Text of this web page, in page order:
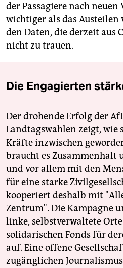
der Passagiere nach
wichtiger als das Austeilen
den Daten, die derzeit aus
nicht zu trauen.
Die Engagierten
Der drohende Erfolg der
Landtagswahlen zeigt, wie
Kräfte inzwischen
braucht es Zusammenhalt
und vor allem mit den
für eine starke
kooperiert deshalb mit
Zentrum". Die Kampagne
linke, selbstverwaltete
solidarischen Fonds für
auf. Eine offene
zugänglichen